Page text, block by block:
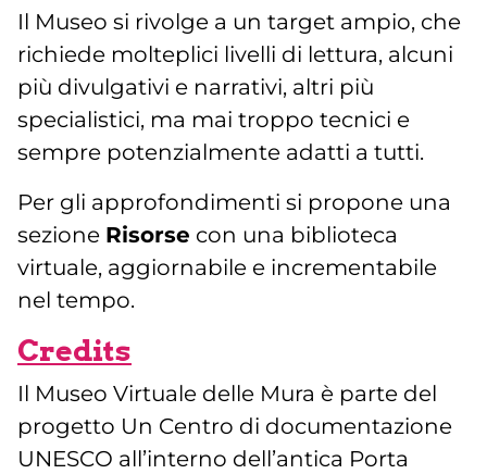
Il Museo si rivolge a un target ampio, che
richiede molteplici livelli di lettura, alcuni
più divulgativi e narrativi, altri più
specialistici, ma mai troppo tecnici e
sempre potenzialmente adatti a tutti.
Per gli approfondimenti si propone una
sezione Risorse con una biblioteca
virtuale, aggiornabile e incrementabile
nel tempo.
Credits
Il Museo Virtuale delle Mura è parte del
progetto Un Centro di documentazione
UNESCO all’interno dell’antica Porta